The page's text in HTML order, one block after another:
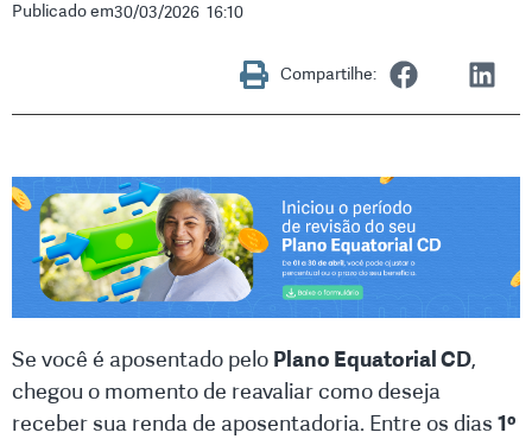
Publicado em30/03/2026 16:10
Compartilhe:
Se você é aposentado pelo Plano Equatorial CD,
chegou o momento de reavaliar como deseja
receber sua renda de aposentadoria. Entre os dias 1º